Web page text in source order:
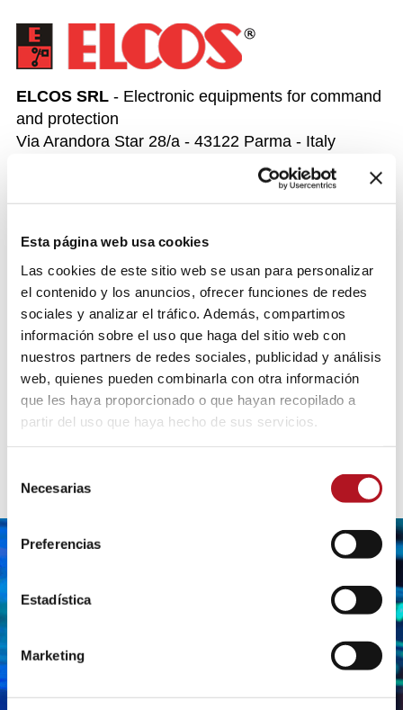
Esta página web usa cookies
Las cookies de este sitio web se usan para personalizar
el contenido y los anuncios, ofrecer funciones de redes
sociales y analizar el tráfico. Además, compartimos
información sobre el uso que haga del sitio web con
nuestros partners de redes sociales, publicidad y análisis
web, quienes pueden combinarla con otra información
que les haya proporcionado o que hayan recopilado a
partir del uso que haya hecho de sus servicios.
Necesarias
Preferencias
Estadística
Marketing
ELCOS SRL - Electronic equipments for command
and protection
Via Arandora Star 28/a - 43122 Parma - Italy
Graphic project and technical realisation by:
SMART.IT- Via Roma, 85 - 40057 Granarolo
dell'Emilia - Bologna - Italy
E-mail: info@smart.it- Web site:www.smart.it